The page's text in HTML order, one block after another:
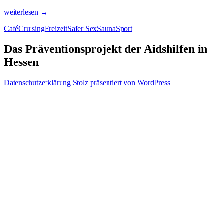
Metropol-
weiterlesen →
CaféCruisingFreizeitSafer SexSaunaSport
Das Präventionsprojekt der Aidshilfen in
Hessen
Datenschutzerklärung Stolz präsentiert von WordPress